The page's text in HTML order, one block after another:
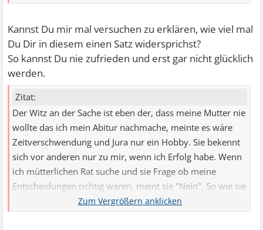
Kannst Du mir mal versuchen zu erklären, wie viel mal
Du Dir in diesem einen Satz widersprichst?
So kannst Du nie zufrieden und erst gar nicht glücklich
werden.
Zitat:
Der Witz an der Sache ist eben der, dass meine Mutter nie
wollte das ich mein Abitur nachmache, meinte es wäre
Zeitverschwendung und Jura nur ein Hobby. Sie bekennt
sich vor anderen nur zu mir, wenn ich Erfolg habe. Wenn
ich mütterlichen Rat suche und sie Frage ob meine
Entscheidungen richtig waren, meint sie "Nein". So wie sie
es mir geraten hat , wärs besser gewesen.